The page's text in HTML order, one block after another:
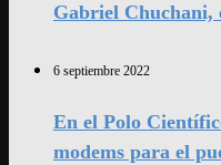
Gabriel Chuchani,
6 septiembre 2022
En el Polo
modems para el